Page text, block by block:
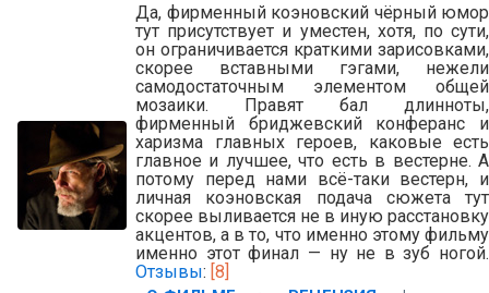
Да, фирменный коэновский чёрный юмор
тут присутствует и уместен, хотя, по сути,
он ограничивается краткими зарисовками,
скорее вставными гэгами, нежели
самодостаточным элементом общей
мозаики. Правят бал длинноты,
фирменный бриджевский конферанс и
харизма главных героев, каковые есть
главное и лучшее, что есть в вестерне. А
потому перед нами всё-таки вестерн, и
личная коэновская подача сюжета тут
скорее выливается не в иную расстановку
акцентов, а в то, что именно этому фильму
именно этот финал — ну не в зуб ногой.
Отзывы: [8]